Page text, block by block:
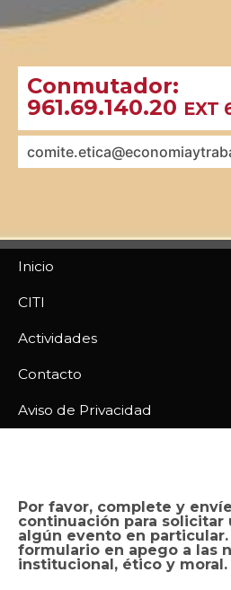
Conmutador:
961.69.140.20 EXT
Inicio
CITI
Actividades
Contacto
Aviso de Privacidad
Por favor, complete y
continuación para solicitar
algún evento en
formulario en apego a las
institucional, ético y moral.